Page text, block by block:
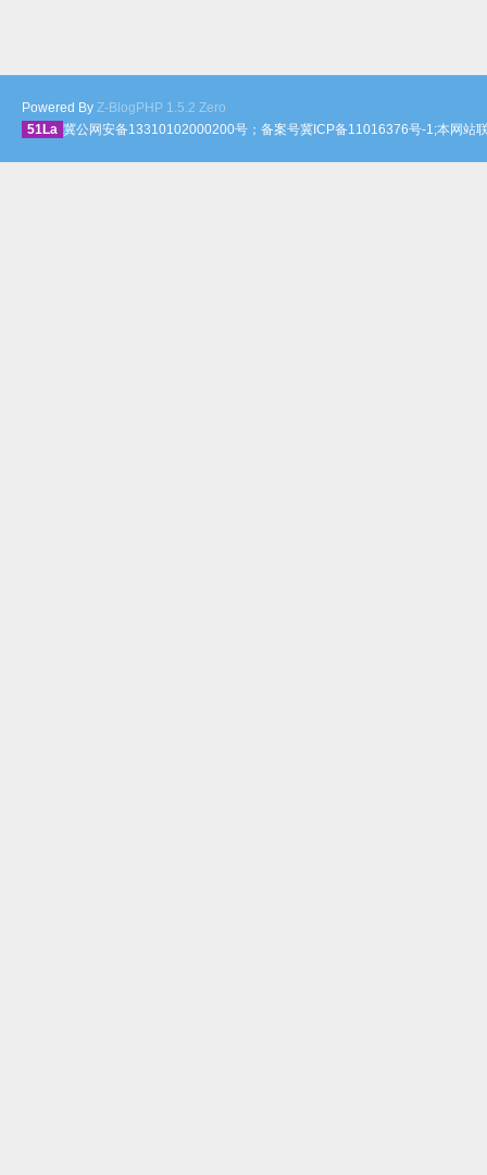
Powered By Z-BlogPHP 1.5.2 Zero
51La 冀公网安备13310102000200号；备案号冀ICP备11016376号-1;本网站